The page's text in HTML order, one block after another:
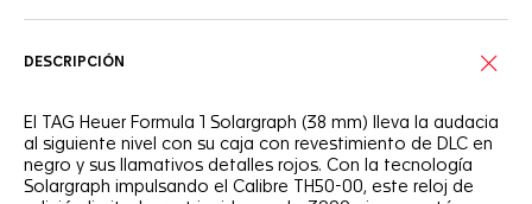
DESCRIPCIÓN
El TAG Heuer Formula 1 Solargraph (38 mm) lleva la audacia
al siguiente nivel con su caja con revestimiento de DLC en
negro y sus llamativos detalles rojos. Con la tecnología
Solargraph impulsando el Calibre TH50-00, este reloj de